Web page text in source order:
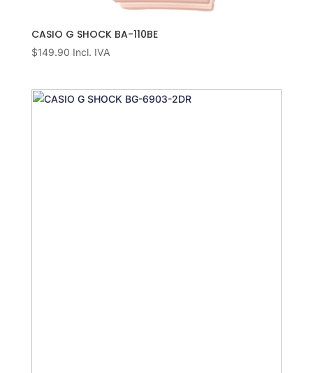
CASIO G SHOCK BA-110BE
$149.90 Incl. IVA